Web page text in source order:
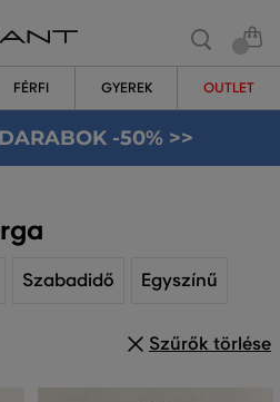
FÉRFI GYEREK OUTLET
-50% >>
Szabadidő Egyszínű
Szűrők törlése